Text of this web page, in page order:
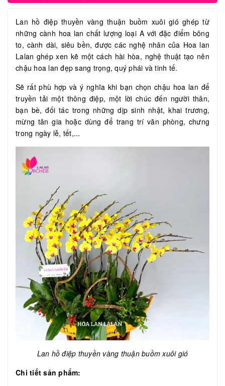
Lan hồ điệp thuyền vàng thuận buồm xuôi gió ghép từ
những cành hoa lan chất lượng loại A với đặc điểm bông
to, cành dài, siêu bền, được các nghệ nhân của Hoa lan
Lalan ghép xen kẽ một cách hài hòa, nghệ thuật tạo nên
chậu hoa lan đẹp sang trọng, quý phái và tinh tế.
Sẽ rất phù hợp và ý nghĩa khi bạn chọn chậu hoa lan để
truyền tải một thông điệp, một lời chúc đến người thân,
bạn bè, đối tác trong những dịp sinh nhật, khai trương,
mừng tân gia hoặc dùng để trang trí văn phòng, chưng
trong ngày lễ, tết,...
Lan hồ điệp thuyền vàng thuận buồm xuôi gió
Chi tiết sản phẩm: